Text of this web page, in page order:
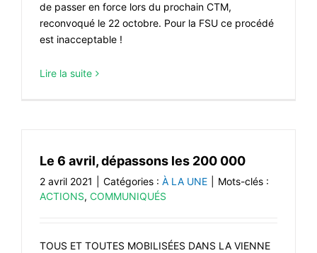
de passer en force lors du prochain CTM,
reconvoqué le 22 octobre. Pour la FSU ce procédé
est inacceptable !
Lire la suite
Le 6 avril, dépassons les 200 000
2 avril 2021 Catégories : À LA UNE
Mots-clés :
ACTIONS, COMMUNIQUÉS
TOUS ET TOUTES MOBILISÉES DANS LA VIENNE